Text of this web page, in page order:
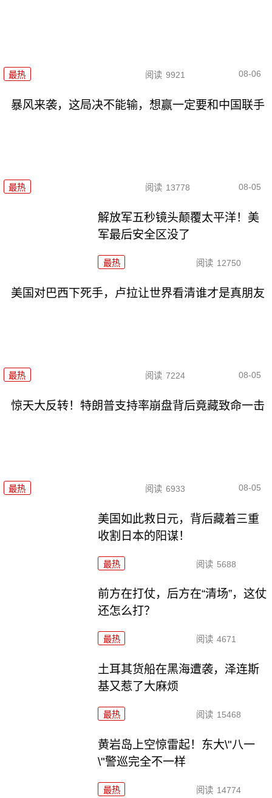
最热 阅读 9921 08-06
暴风来袭，这局决不能输，想赢一定要和中国联手
最热 阅读 13778 08-05
解放军五秒镜头颠覆太平洋！美
军最后安全区没了
最热 阅读 12750
美国对巴西下死手，卢拉让世界看清谁才是真朋友
最热 阅读 7224 08-05
惊天大反转！特朗普支持率崩盘背后竟藏致命一击
最热 阅读 6933 08-05
美国如此救日元，背后藏着三重
收割日本的阳谋！
最热 阅读 5688
前方在打仗，后方在“清场”，这仗
还怎么打？
最热 阅读 4671
土耳其货船在黑海遭袭，泽连斯
基又惹了大麻烦
最热 阅读 15468
黄岩岛上空惊雷起！东大\"八一
\"警巡完全不一样
最热 阅读 14774